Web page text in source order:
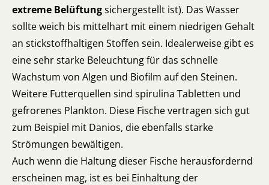
extreme Belüftungsichergestellt ist). Das Wasser
sollte weich bis mittelhart mit einem niedrigen Gehalt
an stickstoffhaltigen Stoffen sein. Idealerweise gibt es
eine sehr starke Beleuchtung für das schnelle
Wachstum von Algen und Biofilm auf den Steinen.
Weitere Futterquellen sind spirulina Tabletten und
gefrorenes Plankton. Diese Fische vertragen sich gut
zum Beispiel mit Danios, die ebenfalls starke
Strömungen bewältigen.
Auch wenn die Haltung dieser Fische herausfordernd
erscheinen mag, ist es bei Einhaltung der